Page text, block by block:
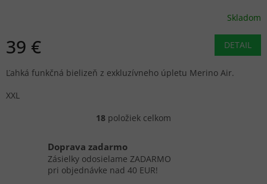
Skladom
39 € DETAIL
Ľahká funkčná bielizeň z exkluzívneho úpletu Merino Air.
XXL
O
á
d
18 položiek celkom
Doprava zadarmo
Zásielky odosielame ZADARMO
pri objednávke nad 40 EUR!